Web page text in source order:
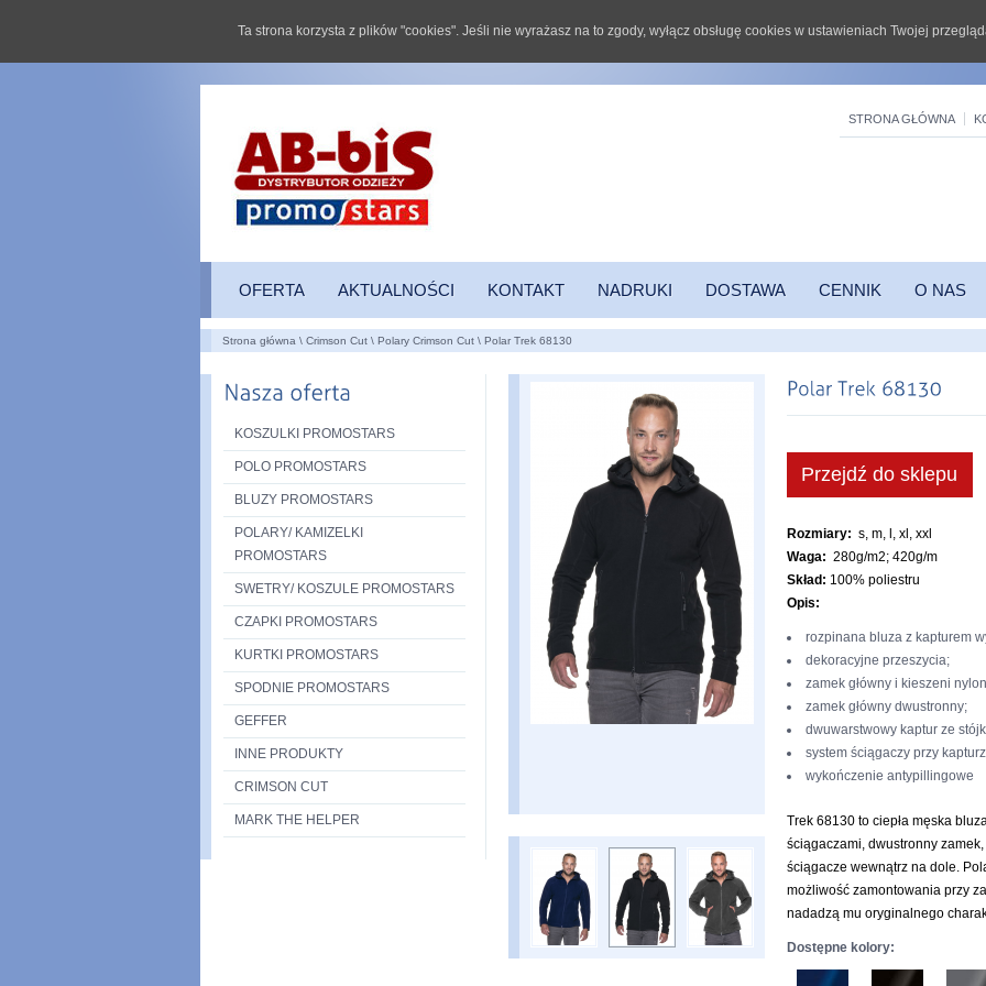
STRONA GŁÓWNA
OFERTA AKTUALNOŚCI KONTAKT NADRUKI DOSTAWA CENNIK O NAS
Strona główna \ Crimson Cut \ Polary Crimson Cut \ Polar Trek 68130
Przejdź do sklepu
Rozmiary: s, m, l, xl, xxl
Waga: 280g/m2; 420g/m
Skład: 100% poliestru
Opis:
rozpinana bluza z kapturem
dekoracyjne przeszycia;
zamek główny i kieszeni
zamek główny dwustronny;
dwuwarstwowy kaptur ze
system ściągaczy przy
wykończenie antypillingowe
Trek 68130 to ciepła męska
ściągaczami, dwustronny
ściągacze wewnątrz na dole.
możliwość zamontowania przy
nadadzą mu oryginalnego
Dostępne kolory:
KOSZULKI PROMOSTARS
POLO PROMOSTARS
BLUZY PROMOSTARS
POLARY/ KAMIZELKI
PROMOSTARS
SWETRY/ KOSZULE PROMOSTARS
CZAPKI PROMOSTARS
KURTKI PROMOSTARS
SPODNIE PROMOSTARS
GEFFER
INNE PRODUKTY
CRIMSON CUT
MARK THE HELPER
Ta strona korzysta z plików "cookies". Jeśli nie wyrażasz na to zgody, wyłącz obsługę cookies w ustawieniach Twojej